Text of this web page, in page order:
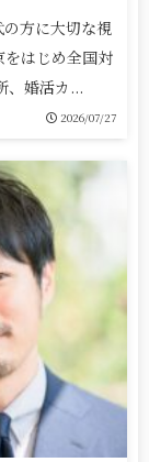
方に大切な視
はじめ全国対
、婚活カ...
2026/07/27